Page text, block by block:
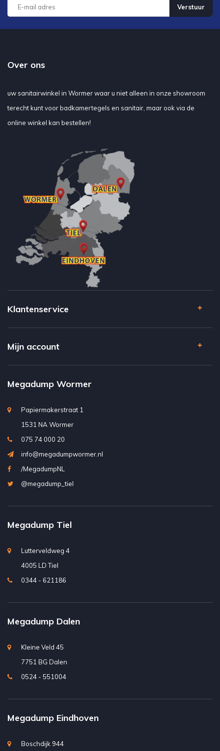
Verstuur
Over ons
uw sanitairwinkel in Wormer waar u niet alleen in onze showroom
terecht kunt voor badkamertegels en sanitair, maar ook via de
online winkel kan bestellen!
Klantenservice
Mijn account
Megadump Wormer
Papiermakerstraat 1
1531 NA Wormer
075 74 000 20
info@megadumpwormer.nl
/MegadumpNL
@megadump_tiel
Megadump Tiel
Lutterveldweg 4
4005 LD Tiel
0344 - 621186
Megadump Dalen
Kleine Veld 45
7751 BG Dalen
0524 - 551004
Megadump Eindhoven
Boschdijk 944